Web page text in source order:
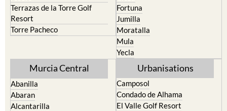
Terrazas de la Torre Golf
Resort
Torre Pacheco
Fortuna
Jumilla
Moratalla
Mula
Yecla
Murcia Central
Abanilla
Abaran
Alcantarilla
Urbanisations
Camposol
Condado de Alhama
El Valle Golf Resort